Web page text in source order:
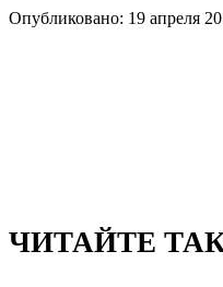
Опубликовано: 19 апреля
ЧИТАЙТЕ